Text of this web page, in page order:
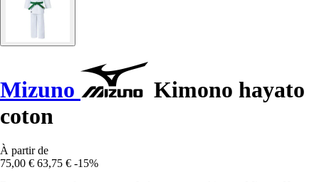
Mizuno
Kimono hayato
coton
À partir de
75,00 € 63,75 € -15%